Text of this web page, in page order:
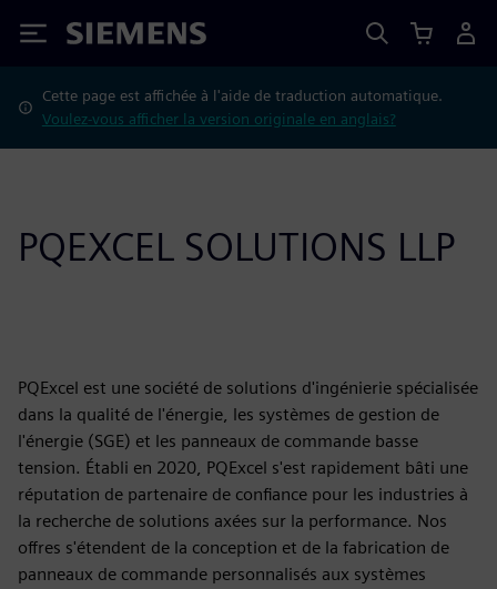
Siemens
Cette page est affichée à l'aide de traduction automatique.
Voulez-vous afficher la version originale en anglais?
PQEXCEL SOLUTIONS LLP
PQExcel est une société de solutions d'ingénierie spécialisée
dans la qualité de l'énergie, les systèmes de gestion de
l'énergie (SGE) et les panneaux de commande basse
tension. Établi en 2020, PQExcel s'est rapidement bâti une
réputation de partenaire de confiance pour les industries à
la recherche de solutions axées sur la performance. Nos
offres s'étendent de la conception et de la fabrication de
panneaux de commande personnalisés aux systèmes